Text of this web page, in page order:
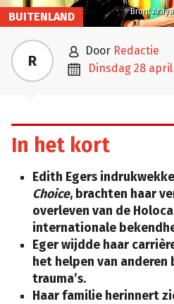
Bron:
BUITENLAND
R  door Redactie
 dinsdag 28
In het kort
Edith Egers
Choice, brachten haar
overleven van de
internationale
Eger wijdde haar
het helpen van anderen
trauma’s.
Haar familie herinnert